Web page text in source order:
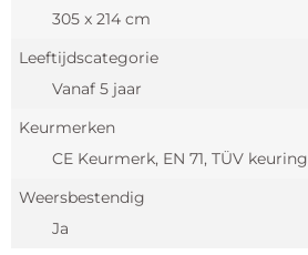
305 x 214 cm
Leeftijdscategorie
Vanaf 5 jaar
Keurmerken
CE Keurmerk, EN 71, TÜV keuring
Weersbestendig
Ja